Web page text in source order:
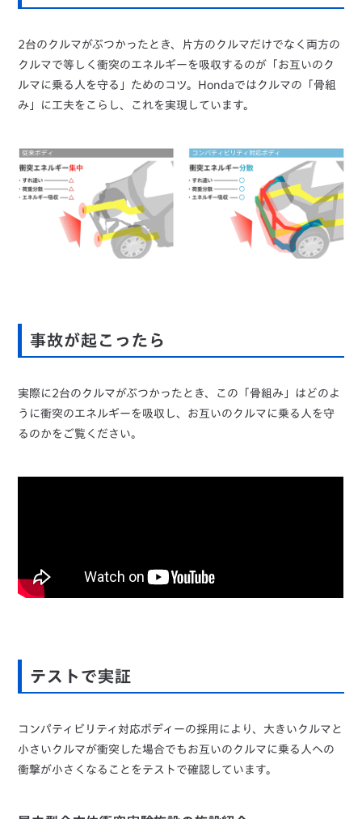
2台のクルマがぶつかったとき、片方のクルマだけでなく両方の
クルマで等しく衝突のエネルギーを吸収するのが「お互いのク
ルマに乗る人を守る」ためのコツ。Hondaではクルマの「骨組
み」に工夫をこらし、これを実現しています。
事故が起こったら
実際に2台のクルマがぶつかったとき、この「骨組み」はどのよ
うに衝突のエネルギーを吸収し、お互いのクルマに乗る人を守
るのかをご覧ください。
テストで実証
コンパティビリティ対応ボディーの採用により、大きいクルマと
小さいクルマが衝突した場合でもお互いのクルマに乗る人への
衝撃が小さくなることをテストで確認しています。